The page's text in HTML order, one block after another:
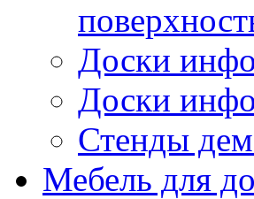
Доски
Доски
Стенды
Мебель для